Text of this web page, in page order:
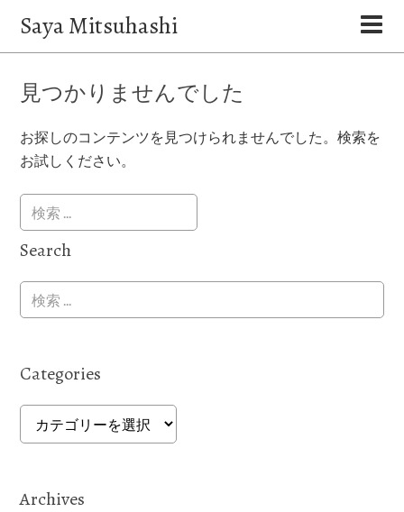
Saya Mitsuhashi
見つかりませんでした
お探しのコンテンツを見つけられませんでした。検索を
お試しください。
Search
Categories
Categories
Archives